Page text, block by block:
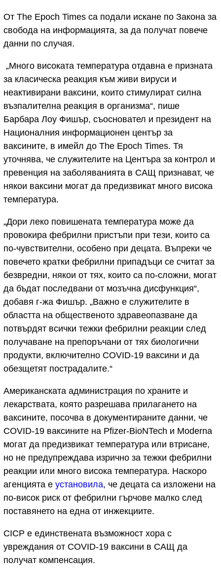
От The Epoch Times са подали искане по Закона за
свобода на информацията, за да получат повече
данни по случая.
„Много високата температура отдавна е призната
за класическа реакция към живи вируси и
неактивирани ваксини, които стимулират силна
възпалителна реакция в организма“, пише
Барбара Лоу Фишър, съосновател и президент на
Националния информационен център за
ваксините, в имейл до The Epoch Times. Тя
уточнява, че служителите на Центъра за контрол и
превенция на заболяванията в САЩ признават, че
някои ваксини могат да предизвикат много висока
температура.
„Дори леко повишената температура може да
провокира фебрилни пристъпи при тези, които са
по-чувствителни, особено при децата. Въпреки че
повечето кратки фебрилни припадъци се считат за
безвредни, някои от тях, които са по-сложни, могат
да бъдат последвани от мозъчна дисфункция“,
добавя г-жа Фишър. „Важно е служителите в
областта на общественото здравеопазване да
потвърдят всички тежки фебрилни реакции след
получаване на препоръчани от тях биологични
продукти, включително COVID-19 ваксини и да
обезщетят пострадалите.“
Американската администрация по храните и
лекарствата, която разрешава прилагането на
ваксините, посочва в документираните данни, че
COVID-19 ваксините на Pfizer-BioNTech и Moderna
могат да предизвикат температура или втрисане,
но не предупреждава изрично за тежки фебрилни
реакции или много висока температура. Наскоро
агенцията е установила, че децата са изложени на
по-висок риск от фебрилни гърчове малко след
поставянето на една от инжекциите.
CICP е единствената възможност хора с
увреждания от COVID-19 ваксини в САЩ да
получат компенсация.